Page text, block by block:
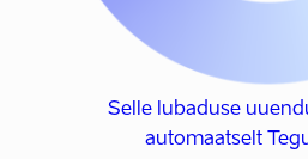
Selle lubaduse
automaatselt